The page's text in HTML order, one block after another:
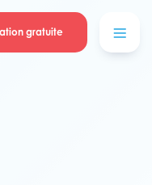
gratuite